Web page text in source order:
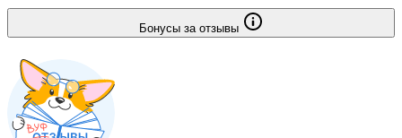
Бонусы за отзывы